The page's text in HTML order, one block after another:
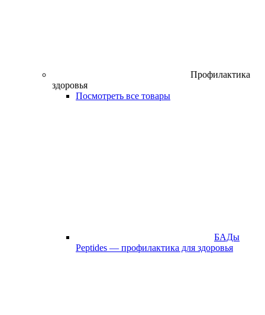
Профилактика
здоровья
Посмотреть все товары
БАДы
Peptides — профилактика для здоровья